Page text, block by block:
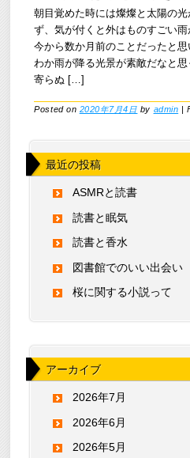
朝目覚めた時には燦燦と太陽の
ず、気が付くと外はものすごい
今から数か月前のことだったと
わか雨が降る光景が素敵だなと
寄らぬ […]
Posted on 2020年7月4日 by admin |
最近の投稿
ASMRと読書
読書と眠気
読書と香水
図書館でのいい出会い
桜に関する小説って
アーカイブ
2026年7月
2026年6月
2026年5月